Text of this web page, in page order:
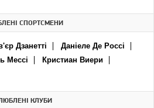
СПОРТСМЕНИ
Дзанетті
Даніеле Де Россі
Мессі
Кристиан Виери
КЛУБИ